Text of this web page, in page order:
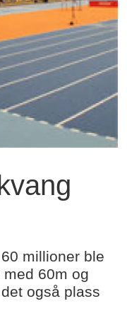
millioner ble
60m og
også plass